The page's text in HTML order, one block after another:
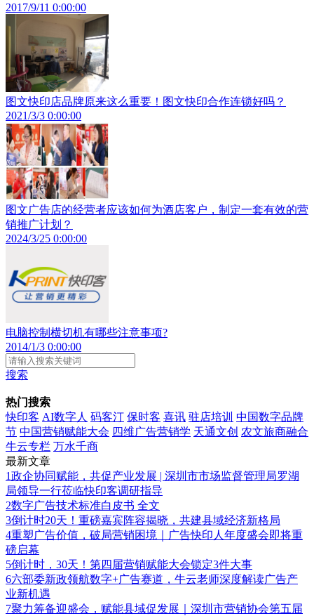
2017/9/11 0:00:00
图文快印店品牌原来这么重要！图文快印合作连锁好吗？
2021/3/3 0:00:00
图文广告店的经营者应该如何为酒店客户，制定一套有效的营
销推广计划？
2024/3/25 0:00:00
电脑控制横切机有哪些注意事项?
2014/1/3 0:00:00
搜索
热门搜索
快印客 AI数字人 码客汀 保时客 喜讯 驻店培训 中国数字品牌
节 中国营销赋能大会 四维广告营销学 天通文创 农文旅商融合
牛云专栏 万水千商
最新文章
1政企协同赋能，共促产业发展 | 深圳市市场监督管理局罗湖
局领导一行莅临快印客调研指导
2数字广告技术标准白皮书 全文
3倒计时20天！重磅嘉宾阵容揭晓，共建县域经济新格局
4重塑广告价值，破局营销困境｜广告快印人年度盛会即将重
磅启幕
5倒计时，30天！第四届营销赋能大会锁定3件大事
6六部委新政领航数字+广告赛道，牛云老师深度解读广告产
业新机遇
7聚力筹备迎盛会，赋能县域促发展｜深圳市营销协会第五届